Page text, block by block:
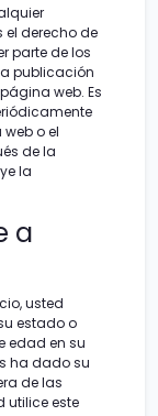
el derecho de
parte de los
publicación
web. Es
o el
de la
la
a
usted
estado o
edad en su
ha dado su
de las
utilice este